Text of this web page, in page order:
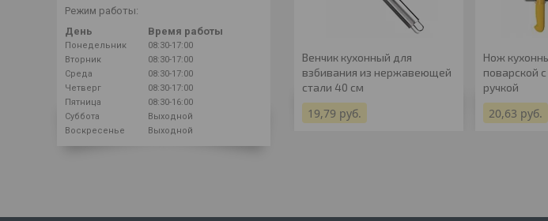
Венчик кухонный для
взбивания из нержавеющей
стали 40 см
19,79 руб.
Нож
поварской
ручкой
20,63 руб.
Режим работы:
День
Время работы
Понедельник
08:30-17:00
Вторник
08:30-17:00
Среда
08:30-17:00
Четверг
08:30-17:00
Пятница
08:30-16:00
Суббота
Выходной
Воскресенье
Выходной